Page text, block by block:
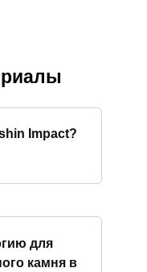
Impact?
для
камня в